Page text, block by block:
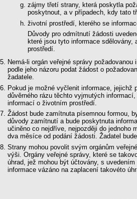
zájmy třetí strany, která poskytla
poskytnout, a v případech, kdy tato
životní prostředí, kterého se
Důvody pro odmítnutí žádosti
které jsou tyto informace
prostředí.
Nemá-li orgán veřejné správy
podle jeho názoru podat žádost o
žadatele.
Pokud je možné vyčlenit informace, jejichž
důvěrného rázu těchto vyjmutých
informací o životním prostředí.
Žádost bude zamítnuta písemnou formou,
důvody zamítnutí a bude poskytnuta
učiněno co nejdříve, nejpozději do jednoho
dva měsíce od podání žádosti. Žadatel
Strany mohou povolit svým orgánům
výši. Orgány veřejné správy, které se
úhrad, jež mohou být účtovány, s
informace vázáno na zaplacení takovéto